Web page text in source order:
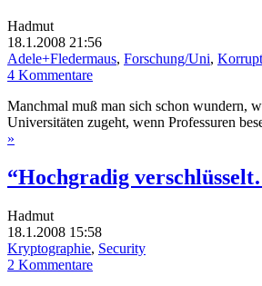
Hadmut
18.1.2008 21:56
Adele+Fledermaus, Forschung/Uni,
4 Kommentare
Manchmal muß man sich schon wundern,
Universitäten zugeht, wenn Professuren
»
“Hochgradig
Hadmut
18.1.2008 15:58
Kryptographie, Security
2 Kommentare